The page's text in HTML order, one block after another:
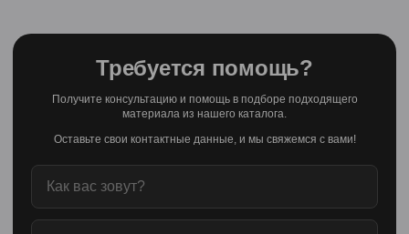
Требуется помощь?
Получите консультацию и помощь в подборе подходящего
материала из нашего каталога.
Оставьте свои контактные данные, и мы свяжемся с вами!